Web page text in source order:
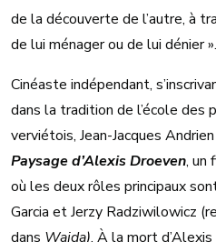
de la découverte de l’autre, à
de lui ménager ou de lui dénier ».
Cinéaste indépendant,
dans la tradition de l’école des
verviétois, Jean-Jacques
Paysage d’Alexis Droeven, un
où les deux rôles principaux
Garcia et Jerzy Radziwilowicz
dans Wajda). À la mort